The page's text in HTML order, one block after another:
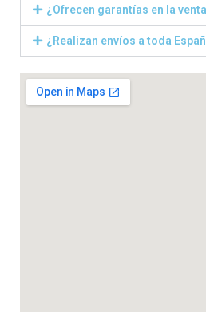
¿Ofrecen garantías en la
¿Realizan envíos a toda